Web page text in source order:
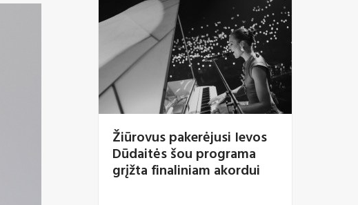
Žiūrovus pakerėjusi Ievos
Dūdaitės šou programa
grįžta finaliniam akordui